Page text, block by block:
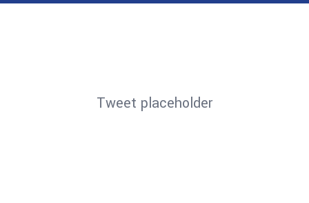
Tweet placeholder